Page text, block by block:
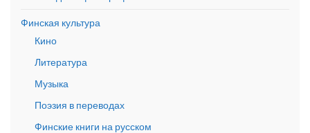
Финская культура
Кино
Литература
Музыка
Поэзия в переводах
Финские книги на русском